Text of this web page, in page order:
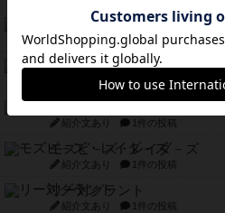
ファースト・イン・フライト
紹介文あり 3件の投稿
ダイススローン
紹介文なし 1件の投稿
紹介文あり 1件の投稿
モズビ－ズ・レイダ－ズ
紹介文あり 1件の投稿
リー対グラント
紹介文あり 1件の投稿